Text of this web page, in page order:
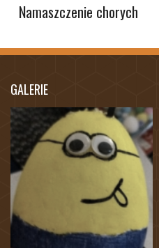
Namaszczenie chorych
GALERIE